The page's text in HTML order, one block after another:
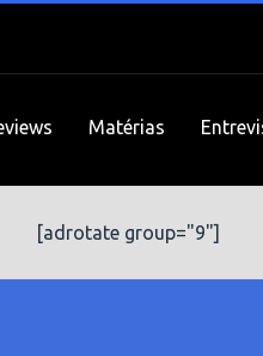
Matérias
[adrotate group="9"]